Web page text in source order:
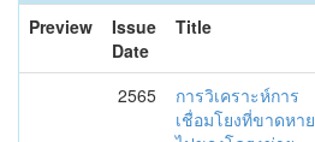
Preview
Issue
Date
Title
2565
การวิเคราะห์การ
เชื่อมโยงที่ขาดหาย